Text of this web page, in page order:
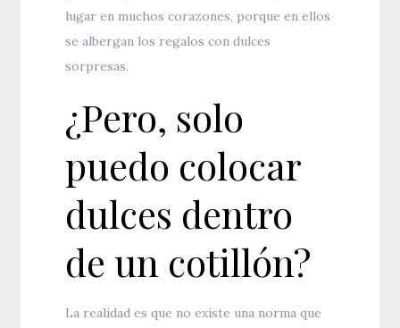
lugar en muchos corazones, porque en ellos
se albergan los regalos con dulces
sorpresas.
¿Pero, solo
puedo colocar
dulces dentro
de un cotillón?
La realidad es que no existe una norma que